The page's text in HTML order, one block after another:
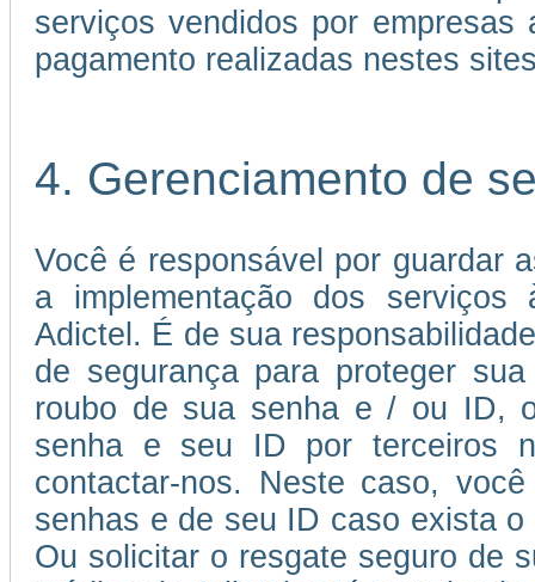
serviços vendidos por
pagamento realizadas nestes
4. Gerenciamento de
Você é responsável por guardar
a implementação dos
Adictel. É de sua
de segurança para proteger
roubo de sua senha e / ou ID,
senha e seu ID por terceiros
contactar-nos. Neste caso,
senhas e de seu ID caso exista
Ou solicitar o resgate seguro de